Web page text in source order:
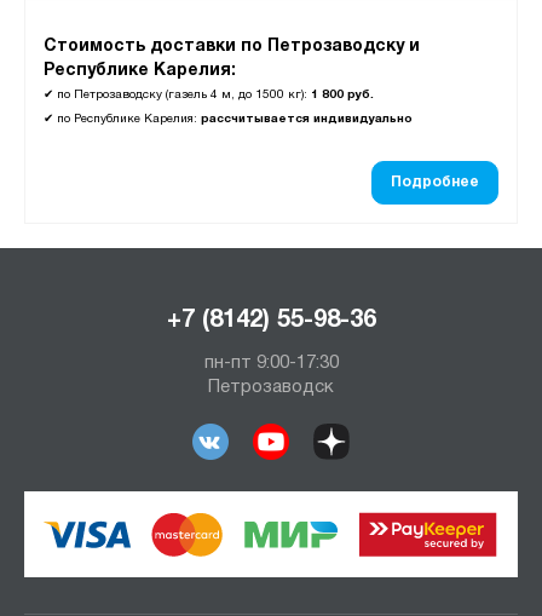
Стоимость доставки по Петрозаводску и
Республике Карелия:
✔ по Петрозаводску (газель 4 м, до 1500 кг): 1 800 руб.
✔ по Республике Карелия: рассчитывается индивидуально
Подробнее
+7 (8142) 55-98-36
пн-пт 9:00-17:30
Петрозаводск